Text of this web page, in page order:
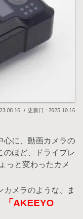
2025.10.16
心に、動画カメラの
のほど、ドライブレ
っと変わったカメ
メラのような、ま
「AKEEYO